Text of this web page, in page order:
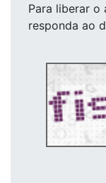
Para liberar o
responda ao